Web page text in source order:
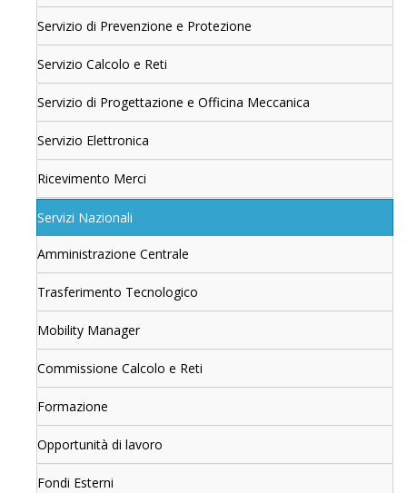
Servizio di Prevenzione e Protezione
Servizio Calcolo e Reti
Servizio di Progettazione e Officina Meccanica
Servizio Elettronica
Ricevimento Merci
Servizi Nazionali
Amministrazione Centrale
Trasferimento Tecnologico
Mobility Manager
Commissione Calcolo e Reti
Formazione
Opportunità di lavoro
Fondi Esterni